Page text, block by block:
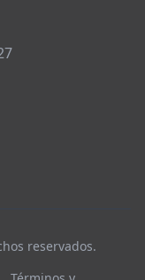
reservados.